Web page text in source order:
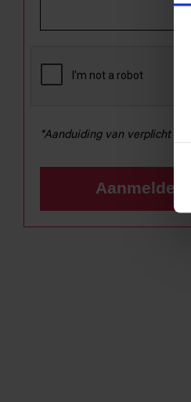
*Aanduiding van verplicht veld.
Aanmelden